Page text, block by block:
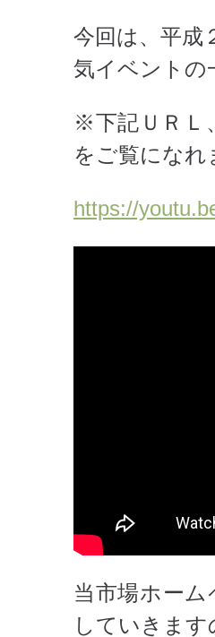
今回は、平成
気イベントの
※下記ＵＲＬ
をご覧になれ
https://
当市場ホー
していきます